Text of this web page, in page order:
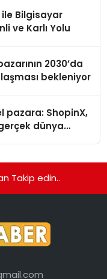
Bilgisayar
ve Karlı Yolu
2030’da
bekleniyor
pazara: ShopinX,
dünya
Takip edin..